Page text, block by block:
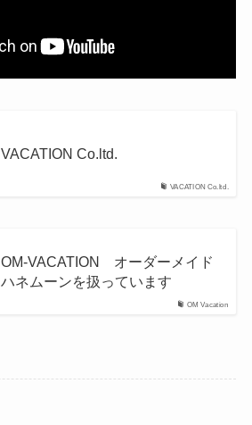
VACATION Co.ltd.
VACATION Co.ltd.
OM Vacation
OM-VACATION オーダーメイド
ハネムーンを扱っています